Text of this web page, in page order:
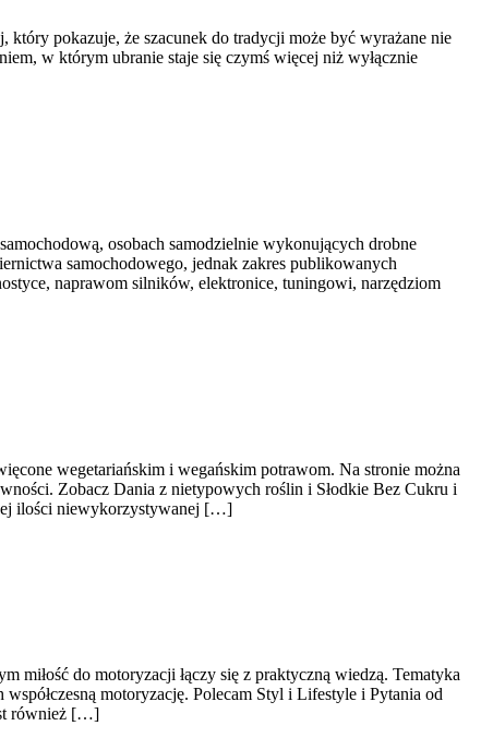
pokazuje, że szacunek do tradycji może być wyrażane nie
w którym ubranie staje się czymś więcej niż wyłącznie
osobach samodzielnie wykonujących drobne
samochodowego, jednak zakres publikowanych
naprawom silników, elektronice, tuningowi, narzędziom
wegetariańskim i wegańskim potrawom. Na stronie można
Zobacz Dania z nietypowych roślin i Słodkie Bez Cukru i
ilości niewykorzystywanej […]
do motoryzacji łączy się z praktyczną wiedzą. Tematyka
motoryzację. Polecam Styl i Lifestyle i Pytania od
również […]